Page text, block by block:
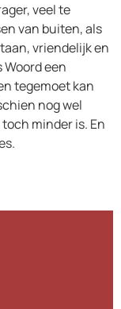
veel te
van buiten, als
vriendelijk en
een
tegemoet kan
nog wel
minder is. En